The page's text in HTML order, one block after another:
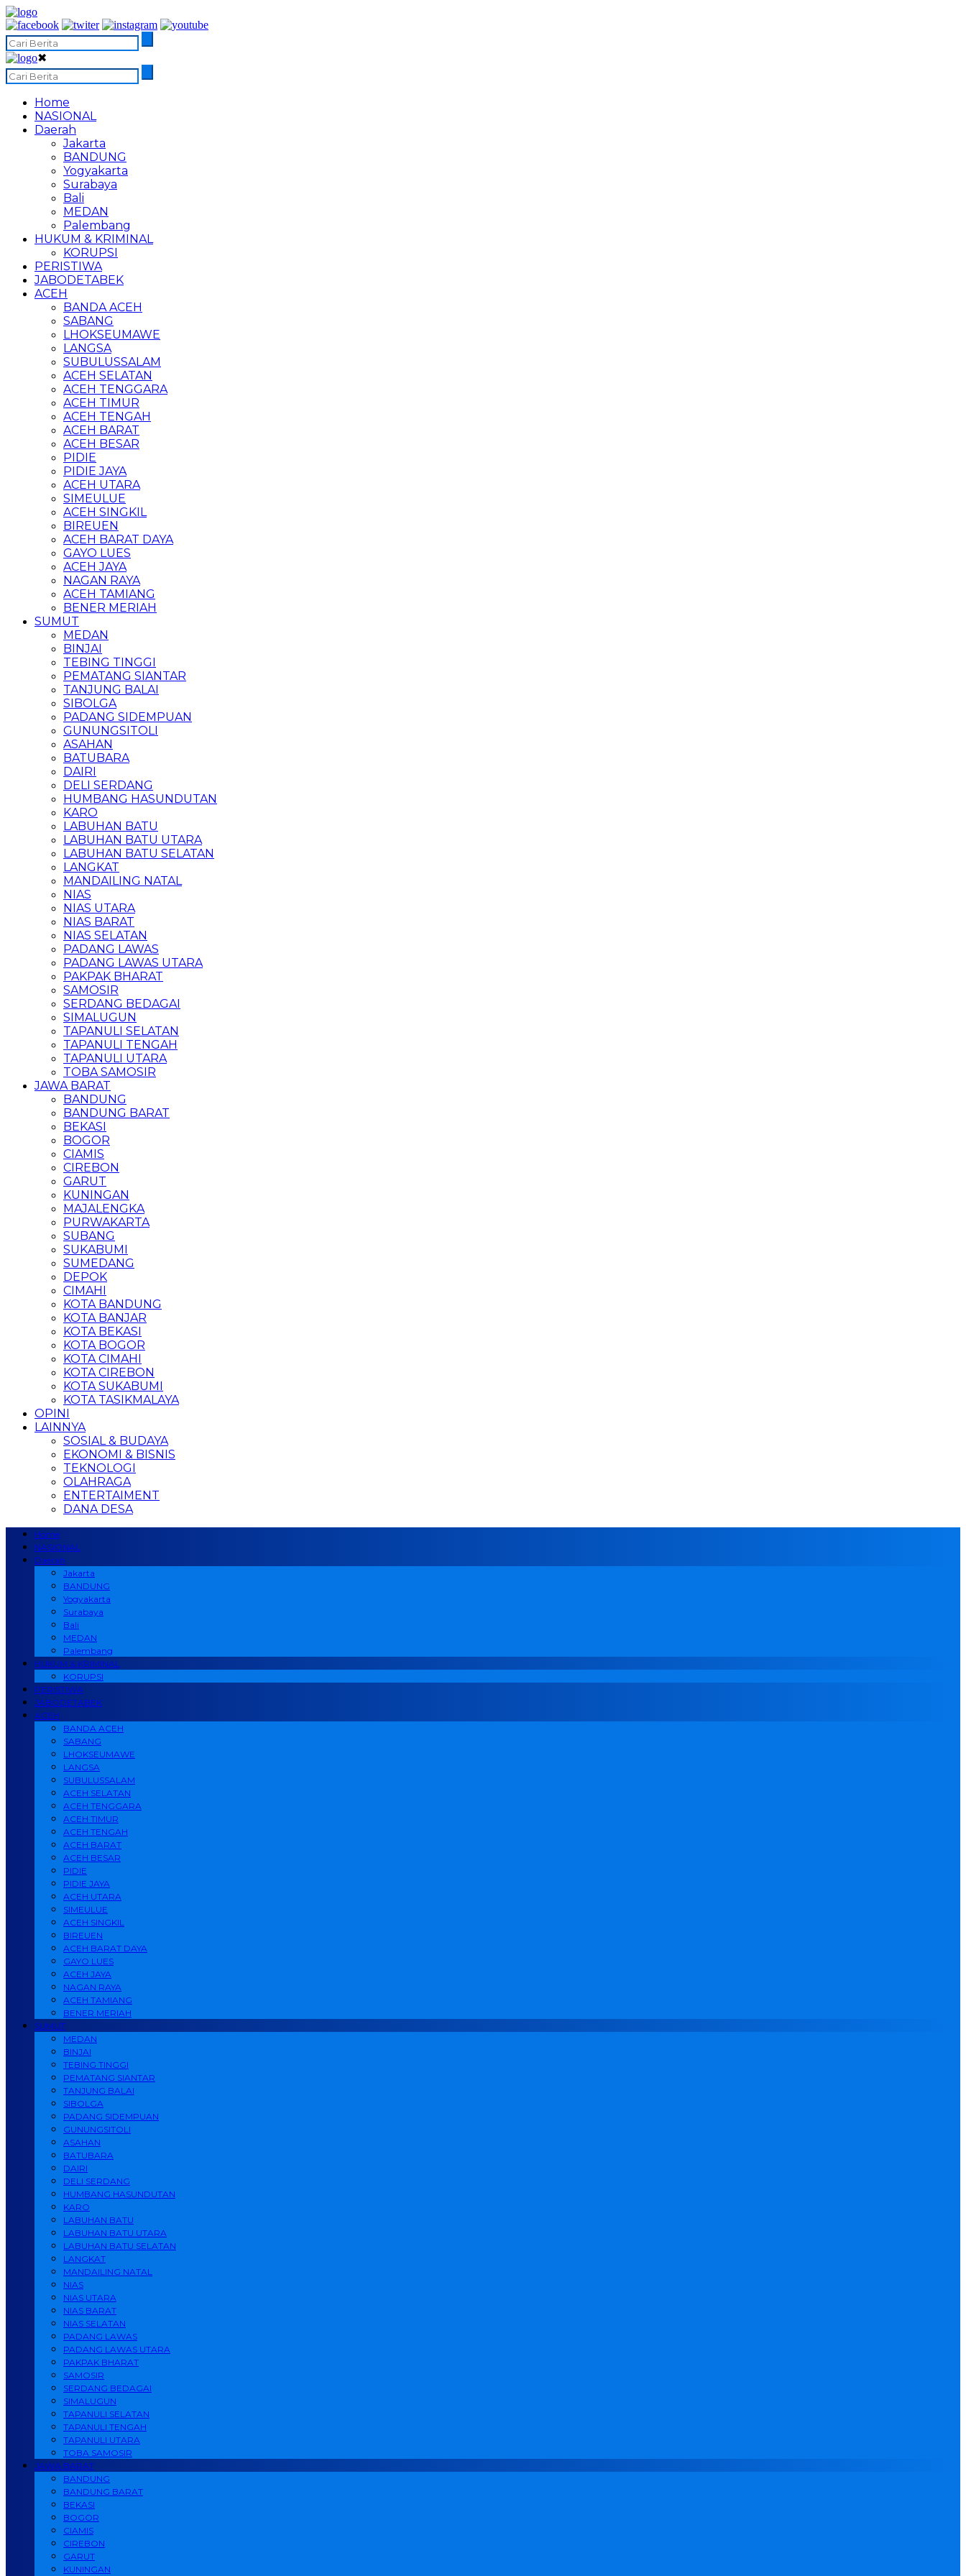
✖
Home
NASIONAL
Daerah
Jakarta
BANDUNG
Yogyakarta
Surabaya
Bali
MEDAN
Palembang
HUKUM & KRIMINAL
KORUPSI
PERISTIWA
JABODETABEK
ACEH
BANDA ACEH
SABANG
LHOKSEUMAWE
LANGSA
SUBULUSSALAM
ACEH SELATAN
ACEH TENGGARA
ACEH TIMUR
ACEH TENGAH
ACEH BARAT
ACEH BESAR
PIDIE
PIDIE JAYA
ACEH UTARA
SIMEULUE
ACEH SINGKIL
BIREUEN
ACEH BARAT DAYA
GAYO LUES
ACEH JAYA
NAGAN RAYA
ACEH TAMIANG
BENER MERIAH
SUMUT
MEDAN
BINJAI
TEBING TINGGI
PEMATANG SIANTAR
TANJUNG BALAI
SIBOLGA
PADANG SIDEMPUAN
GUNUNGSITOLI
ASAHAN
BATUBARA
DAIRI
DELI SERDANG
HUMBANG HASUNDUTAN
KARO
LABUHAN BATU
LABUHAN BATU UTARA
LABUHAN BATU SELATAN
LANGKAT
MANDAILING NATAL
NIAS
NIAS UTARA
NIAS BARAT
NIAS SELATAN
PADANG LAWAS
PADANG LAWAS UTARA
PAKPAK BHARAT
SAMOSIR
SERDANG BEDAGAI
SIMALUGUN
TAPANULI SELATAN
TAPANULI TENGAH
TAPANULI UTARA
TOBA SAMOSIR
JAWA BARAT
BANDUNG
BANDUNG BARAT
BEKASI
BOGOR
CIAMIS
CIREBON
GARUT
KUNINGAN
MAJALENGKA
PURWAKARTA
SUBANG
SUKABUMI
SUMEDANG
DEPOK
CIMAHI
KOTA BANDUNG
KOTA BANJAR
KOTA BEKASI
KOTA BOGOR
KOTA CIMAHI
KOTA CIREBON
KOTA SUKABUMI
KOTA TASIKMALAYA
OPINI
LAINNYA
SOSIAL & BUDAYA
EKONOMI & BISNIS
TEKNOLOGI
OLAHRAGA
ENTERTAIMENT
DANA DESA
Home
NASIONAL
Daerah
Jakarta
BANDUNG
Yogyakarta
Surabaya
Bali
MEDAN
Palembang
HUKUM & KRIMINAL
KORUPSI
PERISTIWA
JABODETABEK
ACEH
BANDA ACEH
SABANG
LHOKSEUMAWE
LANGSA
SUBULUSSALAM
ACEH SELATAN
ACEH TENGGARA
ACEH TIMUR
ACEH TENGAH
ACEH BARAT
ACEH BESAR
PIDIE
PIDIE JAYA
ACEH UTARA
SIMEULUE
ACEH SINGKIL
BIREUEN
ACEH BARAT DAYA
GAYO LUES
ACEH JAYA
NAGAN RAYA
ACEH TAMIANG
BENER MERIAH
SUMUT
MEDAN
BINJAI
TEBING TINGGI
PEMATANG SIANTAR
TANJUNG BALAI
SIBOLGA
PADANG SIDEMPUAN
GUNUNGSITOLI
ASAHAN
BATUBARA
DAIRI
DELI SERDANG
HUMBANG HASUNDUTAN
KARO
LABUHAN BATU
LABUHAN BATU UTARA
LABUHAN BATU SELATAN
LANGKAT
MANDAILING NATAL
NIAS
NIAS UTARA
NIAS BARAT
NIAS SELATAN
PADANG LAWAS
PADANG LAWAS UTARA
PAKPAK BHARAT
SAMOSIR
SERDANG BEDAGAI
SIMALUGUN
TAPANULI SELATAN
TAPANULI TENGAH
TAPANULI UTARA
TOBA SAMOSIR
JAWA BARAT
BANDUNG
BANDUNG BARAT
BEKASI
BOGOR
CIAMIS
CIREBON
GARUT
KUNINGAN